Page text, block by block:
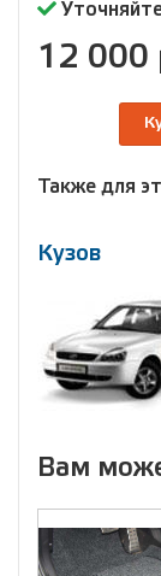
Кузов
12 000
Также для
Вам